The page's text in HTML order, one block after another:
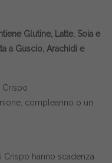
Glutine, Latte, Soia e
a Guscio, Arachidi e
Crispo
compleanno o un
Crispo hanno scadenza